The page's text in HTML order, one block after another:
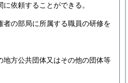
依頼することができる。
の部局に所属する職員の研修を
方公共団体又はその他の団体等